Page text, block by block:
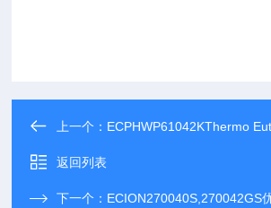
上一个： ECPHWP61042KThermo Eutech
返回列表
下一个： ECION270040S,270042GS优特Thermo